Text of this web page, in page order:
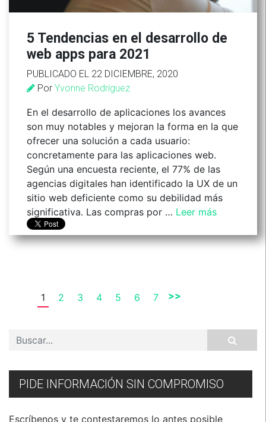
5 Tendencias en el desarrollo de
web apps para 2021
PUBLICADO EL 22 DICIEMBRE, 2020
Por Yvonne Rodríguez
En el desarrollo de aplicaciones los avances
son muy notables y mejoran la forma en la que
ofrecer una solución a cada usuario:
concretamente para las aplicaciones web.
Según una encuesta reciente, el 77% de las
agencias digitales han identificado la UX de un
sitio web deficiente como su debilidad más
significativa. Las compras por … Leer más
1 2 3 4 5 6 7 >>
PIDE INFORMACIÓN SIN COMPROMISO
Escríbenos y te contestaremos lo antes posible